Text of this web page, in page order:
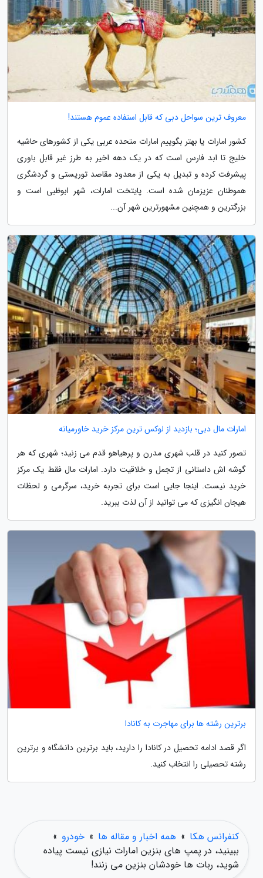
معروف ترین سواحل دبی که قابل استفاده عموم هستند!
کشور امارات یا بهتر بگوییم امارات متحده عربی یکی از کشورهای حاشیه
خلیج تا ابد فارس است که در یک دهه اخیر به طرز غیر قابل باوری
پیشرفت کرده و تبدیل به یکی از معدود مقاصد توریستی و گردشگری
هموطنان عزیزمان شده است. پایتخت امارات، شهر ابوظبی است و
بزرگترین و همچنین مشهورترین شهر آن...
امارات مال دبی؛ بازدید از لوکس ترین مرکز خرید خاورمیانه
تصور کنید در قلب شهری مدرن و پرهیاهو قدم می زنید؛ شهری که هر
گوشه اش داستانی از تجمل و خلاقیت دارد. امارات مال فقط یک مرکز
خرید نیست. اینجا جایی است برای تجربه خرید، سرگرمی و لحظات
هیجان انگیزی که می توانید از آن لذت ببرید.
برترین رشته ها برای مهاجرت به کانادا
اگر قصد ادامه تحصیل در کانادا را دارید، باید برترین دانشگاه و برترین
رشته تحصیلی را انتخاب کنید.
کنفرانس هکا » همه اخبار و مقاله ها » خودرو »
ببینید، در پمپ های بنزین امارات نیازی نیست پیاده
شوید، ربات ها خودشان بنزین می زنند!